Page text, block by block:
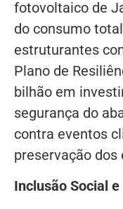
fotovoltaico de
do consumo
estruturantes
Plano de
bilhão em
segurança do
contra eventos
preservação
Inclusão Social